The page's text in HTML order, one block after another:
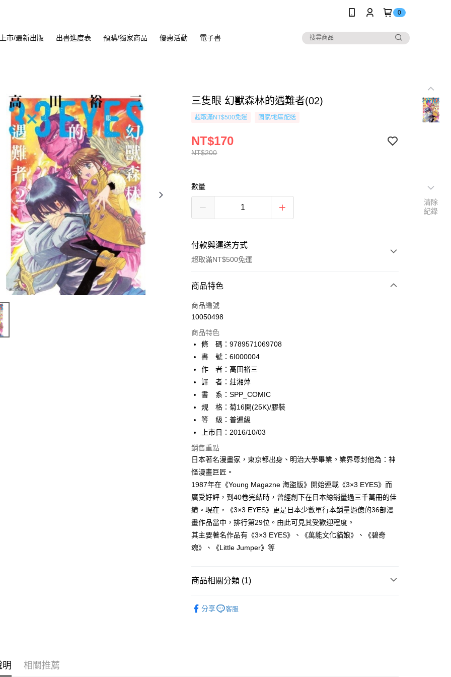
0
市/最新出版 出書進度表 預購/獨家商品 優惠活動 電子書
三隻眼 幻獸森林的遇難者(02)
超取滿NT$500免運 國家/地區配送
NT$200
NT$170
數量
付款與運送方式
超取滿NT$500免運
付款方式
信用卡一次付款
AFTEE先享後付
相關說明
AFTEE先享後付是「在收到商品之後才付款」的支付方式。 讓您購物簡單
便利好安心！
１．簡單：不需註冊會員、不需綁卡、不需儲值。
２．便利：只要手機號碼，簡訊認證，即可結帳。
３．安心：先確認商品／服務後，再付款。
１．於結帳方式選擇「AFTEE先享後付」後，將跳轉至「AFTEE先享後
付」結帳頁面，進行簡訊認證並確認金額後，即可完成結帳。
２．訂單成立數日內，您將收到繳費通知簡訊。
３．收到繳費通知簡訊後14天內，點擊此簡訊中的連結，可透過四大超商
／ATM／網路銀行／等多元方式進行付款，方視為交易完成。
※ 請注意：結帳手續完成當下不需立刻繳費，但若您需要取消訂單，請聯
絡購買商品的店家。未經商家同意取消之訂單仍視為有效，需透過AFTEE
先享後付繳納相關費用。
※ 交易是否成功請以「AFTEE先享後付 」之結帳頁面顯示為準，若有關於
付客戶支援中心」 https://netprotections.freshdesk.com/support/home
【注意事項】
１．透過由恩沛科技股份有限公司提供之「AFTEE先享後付」服務完成之
２．關於個人資料處理事宜，請瀏覽以下網址：
「AFTEE先享後付」，若未經同意申辦者引起之損失，本公司不負相關責
ATM付款
運送方式
全家取貨付款
每筆NT$80，滿NT$500(含以上)免運費
付款後全家取貨
每筆NT$80，滿NT$500(含以上)免運費
萊爾富取貨付款
每筆NT$80，滿NT$500(含以上)免運費
付款後萊爾富取貨
每筆NT$80，滿NT$500(含以上)免運費
7-11取貨付款
付款後7-11取貨
宅配
商品特色
商品編號
10050498
商品特色
條 碼：9789571069708
書 號：6I000004
作 者：高田裕三
譯 者：莊湘萍
書 系：SPP_COMIC
規 格：菊16開(25K)/膠裝
等 級：普遍級
上市日：2016/10/03
銷售重點
日本著名漫畫家，東京都出身、明治大學畢業。業界尊封他為：神
怪漫畫巨匠。
1987年在《Young Magazne 海盜版》開始連載《3×3 EYES》而
廣受好評，到40卷完結時，曾經創下在日本縂銷量過三千萬冊的佳
績。現在，《3×3 EYES》更是日本少數單行本銷量過億的36部漫
畫作品當中，排行第29位。由此可見其受歡迎程度。
其主要著名作品有《3×3 EYES》、《萬能文化貓娘》、《碧奇
魂》、《Little Jumper》等
商品相關分類 (1)
分享
客服
明 相關推薦
清除
紀錄